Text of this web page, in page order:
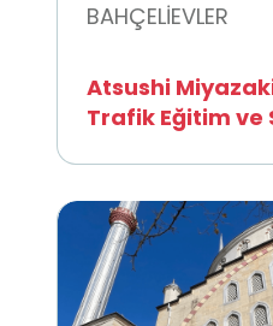
BAHÇELİEVLER
Atsushi
Trafik Eğitim ve